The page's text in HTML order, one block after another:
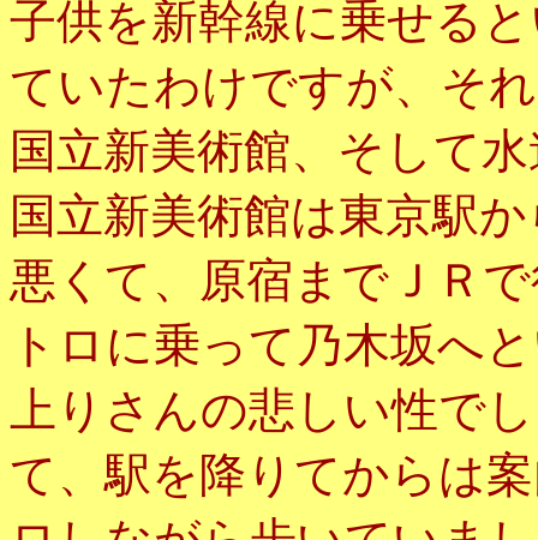
子供を新幹線に乗せる
ていたわけですが、そ
国立新美術館、そして
国立新美術館は東京駅
悪くて、原宿までＪＲ
トロに乗って乃木坂へ
上りさんの悲しい性で
て、駅を降りてからは